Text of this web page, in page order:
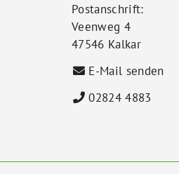
Postanschrift:
Veenweg 4
47546 Kalkar
E-Mail senden
02824 4883